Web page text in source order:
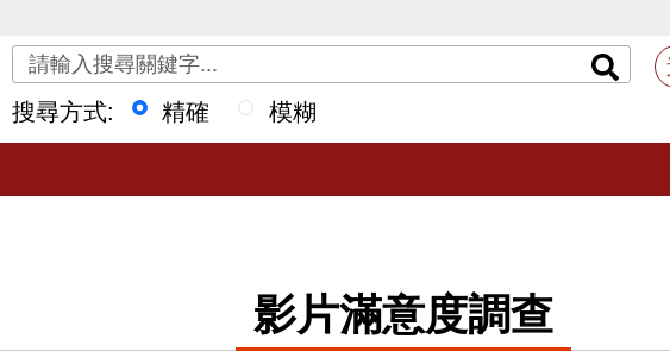
關鍵字搜尋
搜尋方式:
精確 模糊
影片滿意度調查